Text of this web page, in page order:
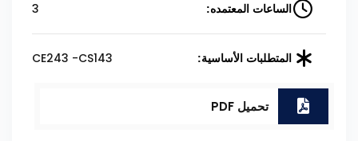
الساعات المعتمده: 3
المتطلبات الأساسية: CE243 -CS143
تحميل PDF